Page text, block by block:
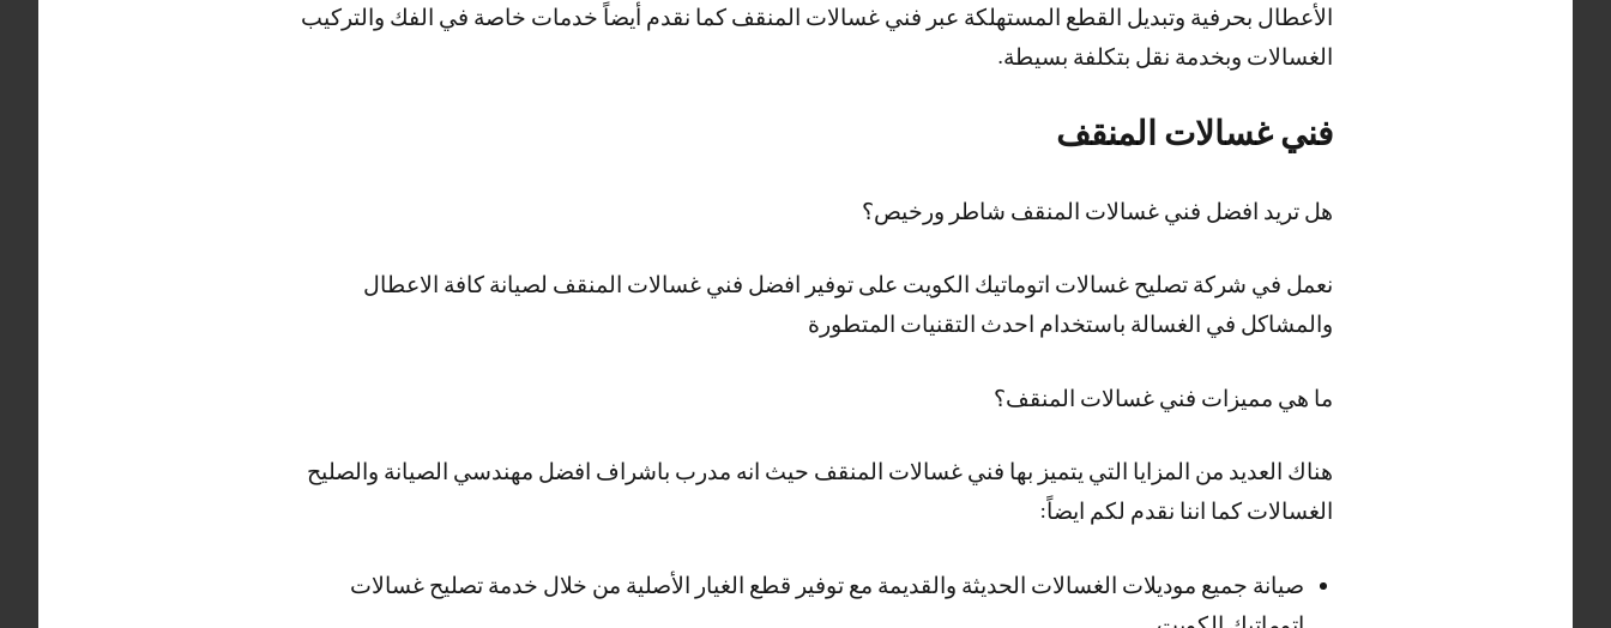
الأعطال بحرفية وتبديل القطع المستهلكة عبر فني غسالات المنقف كما نقدم أيضاً خدمات خاصة في الفك والتركيب
الغسالات وبخدمة نقل بتكلفة بسيطة.
فني غسالات المنقف
هل تريد افضل فني غسالات المنقف شاطر ورخيص؟
نعمل في شركة تصليح غسالات اتوماتيك الكويت على توفير افضل فني غسالات المنقف لصيانة كافة الاعطال
والمشاكل في الغسالة باستخدام احدث التقنيات المتطورة
ما هي مميزات فني غسالات المنقف؟
هناك العديد من المزايا التي يتميز بها فني غسالات المنقف حيث انه مدرب باشراف افضل مهندسي الصيانة والصليح
الغسالات كما اننا نقدم لكم ايضاً:
صيانة جميع موديلات الغسالات الحديثة والقديمة مع توفير قطع الغيار الأصلية من خلال خدمة تصليح غسالات